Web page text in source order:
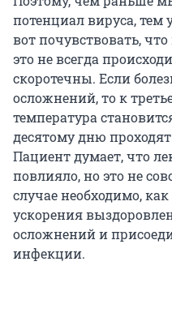
потенциал вируса,
вот почувствовать,
это не всегда
скоротечны. Если
осложнений, то к
температура
десятому дню
Пациент думает, что
повлияло, но это не
случае необходимо,
ускорения
осложнений и
инфекции.